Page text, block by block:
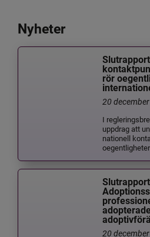
Nyheter
rör
20
I
uppdrag att
nationell
20